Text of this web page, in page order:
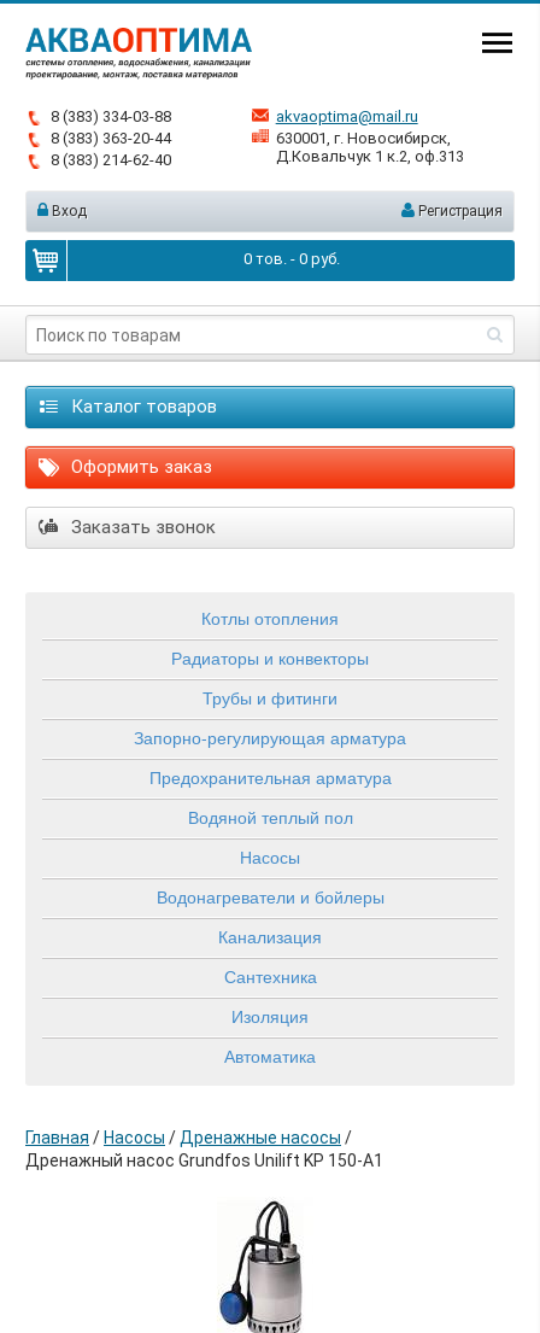
8 (383) 334-03-88
8 (383) 363-20-44
8 (383) 214-62-40
akvaoptima@mail.ru
630001, г. Новосибирск,
Д.Ковальчук 1 к.2, оф.313
Вход Регистрация
0тов. - 0руб.
Каталог товаров
Оформить заказ
Заказать звонок
Котлы отопления
Радиаторы и конвекторы
Трубы и фитинги
Запорно-регулирующая арматура
Предохранительная арматура
Водяной теплый пол
Насосы
Водонагреватели и бойлеры
Канализация
Сантехника
Изоляция
Автоматика
Главная / Насосы /Дренажные насосы /
Дренажный насос Grundfos Unilift KP 150-A1
в корзину